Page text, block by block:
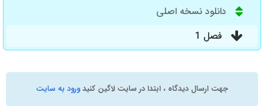
دانلود نسخه اصلی
فصل 1
جهت ارسال دیدگاه ، ابتدا در سایت لاگین کنیدورود به سایت